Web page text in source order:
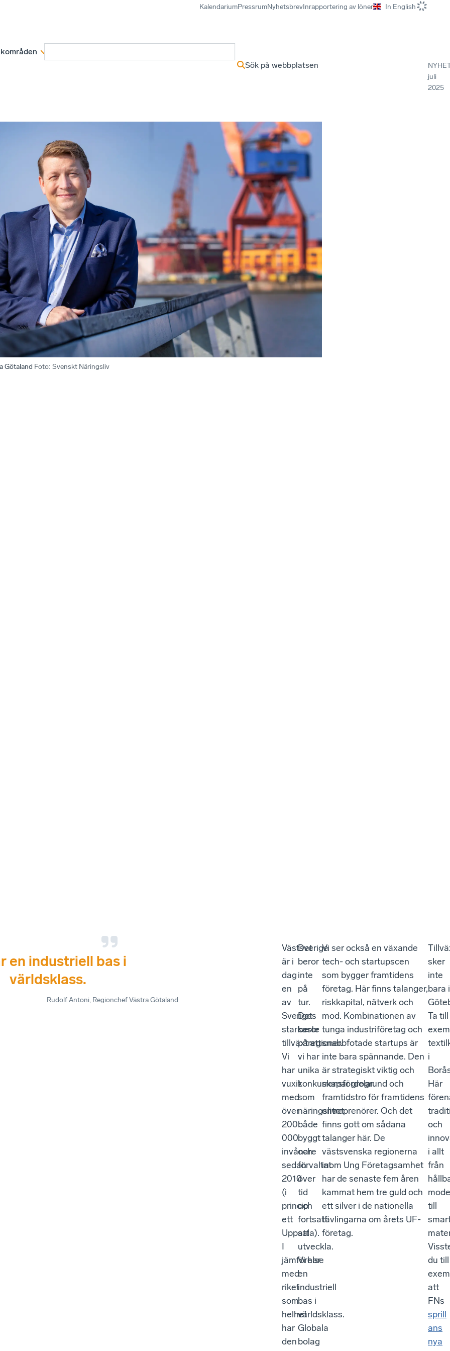
KalendariumPressrumNyhetsbrevInrapportering av löner In English
Sök på webbplatsen
juli
2025
Götaland Foto: Svenskt Näringsliv
en industriell bas i
världsklass.
Rudolf Antoni, Regionchef Västra Götaland
Västsverige
är i
dag
en
av
Sveriges
starkaste
tillväxtregioner.
Vi
har
vuxit
med
över
200
000
invånare
sedan
2010
(i
princip
ett
Uppsala).
I
jämförelse
med
riket
som
helhet
har
den
Det
beror
inte
på
tur.
Det
beror
på att
vi har
unika
konkurrensfördelar
som
näringslivet
både
byggt
och
förvaltat
över
tid
och
fortsatt
att
utveckla.
Vi har
en
industriell
bas i
världsklass.
Globala
bolag
Vi ser också en växande
tech- och startupscen
som bygger framtidens
företag. Här finns talanger,
riskkapital, nätverk och
mod. Kombinationen av
tunga industriföretag och
snabbfotade startups är
inte bara spännande. Den
är strategiskt viktig och
skapar grogrund och
framtidstro för framtidens
entreprenörer. Och det
finns gott om sådana
talanger här. De
västsvenska regionerna
inom Ung Företagsamhet
har de senaste fem åren
kammat hem tre guld och
ett silver i de nationella
tävlingarna om årets UF-
företag.
sker
inte
bara i
Ta till
i
Här
och
i allt
från
mode
till
du till
att
FNs
sprill
ans
nya